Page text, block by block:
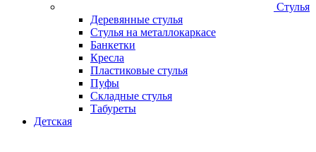
Стулья
Деревянные стулья
Стулья на металлокаркасе
Банкетки
Кресла
Пластиковые стулья
Пуфы
Складные стулья
Табуреты
Детская